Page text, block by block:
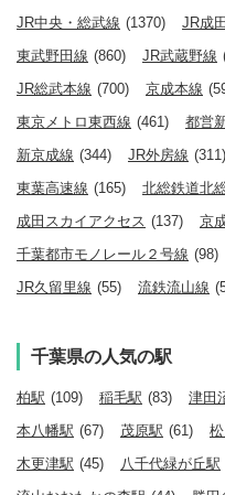
JR中央・総武線 (1370) JR成
東武野田線 (860) JR武蔵野線
JR総武本線 (700) 京成本線
東京メトロ東西線 (461) 都営
新京成線 (344) JR外房線 (311)
東葉高速線 (165) 北総鉄道北
成田スカイアクセス (137) 京
千葉都市モノレール２号線 (98)
JR久留里線 (55) 流鉄流山線
千葉県の人気の駅
柏駅 (109) 稲毛駅 (83) 津田
本八幡駅 (67) 茂原駅 (61)
木更津駅 (45) 八千代緑が丘駅